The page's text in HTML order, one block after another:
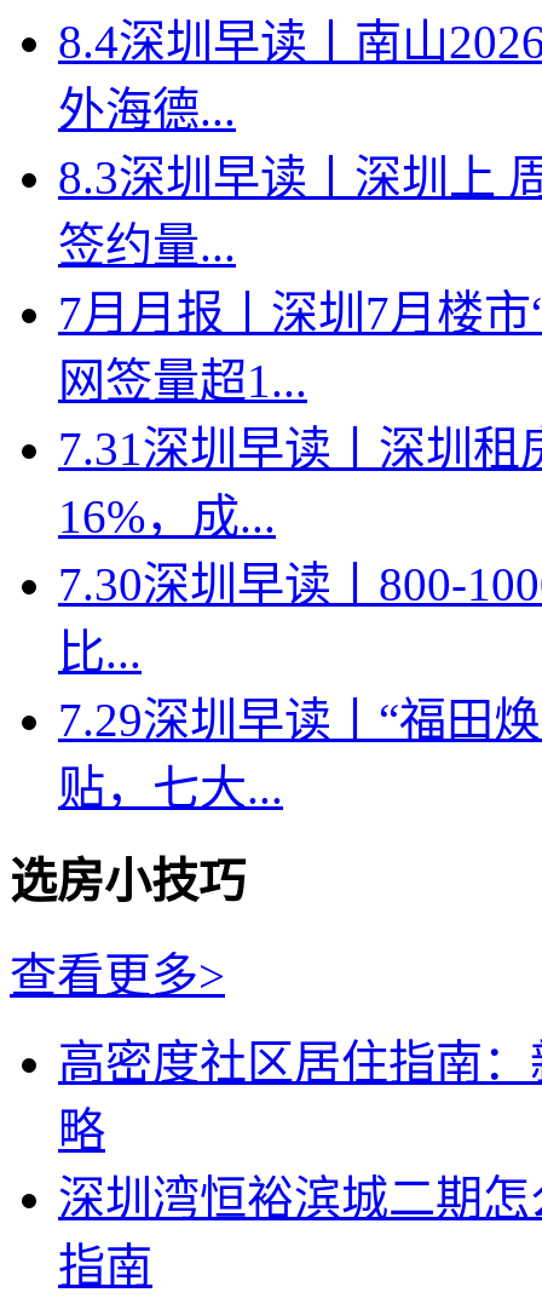
8.4深圳早读丨南山
外海德...
8.3深圳早读丨深圳上
签约量...
7月月报丨深圳7月楼
网签量超1...
7.31深圳早读丨深圳
16%，成...
7.30深圳早读丨800-
比...
7.29深圳早读丨“福田
贴，七大...
选房小技巧
查看更多>
高密度社区居住指南
略
深圳湾恒裕滨城二期
指南